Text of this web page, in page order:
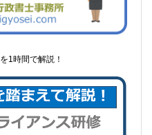
1時間で解説！